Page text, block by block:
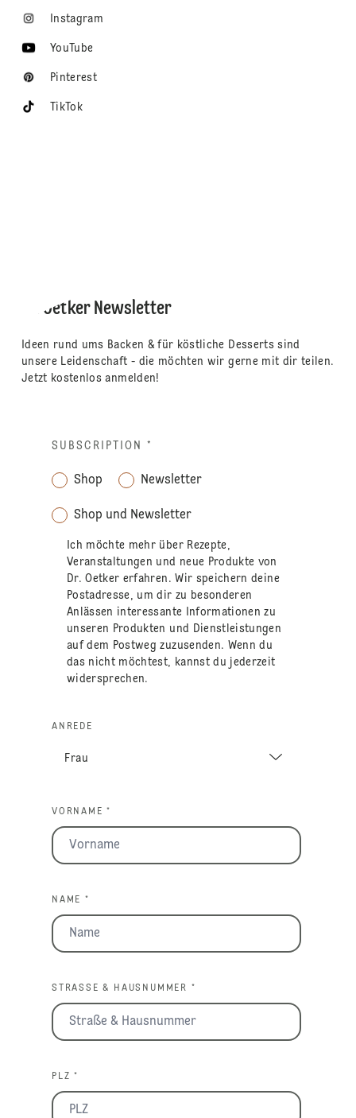
Instagram
YouTube
Pinterest
TikTok
Dr. Oetker Newsletter
Ideen rund ums Backen & für köstliche Desserts sind
unsere Leidenschaft - die möchten wir gerne mit dir teilen.
Jetzt kostenlos anmelden!
SUBSCRIPTION *
Shop Newsletter
Shop und Newsletter
Ich möchte mehr über Rezepte,
Veranstaltungen und neue Produkte von
Dr. Oetker erfahren. Wir speichern deine
Postadresse, um dir zu besonderen
Anlässen interessante Informationen zu
unseren Produkten und Dienstleistungen
auf dem Postweg zuzusenden. Wenn du
das nicht möchtest, kannst du jederzeit
widersprechen.
ANREDE
VORNAME *
NAME *
STRASSE & HAUSNUMMER *
PLZ *